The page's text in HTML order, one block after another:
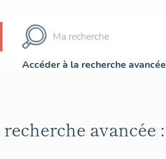
Accéder à la recherche avancée
avancée :